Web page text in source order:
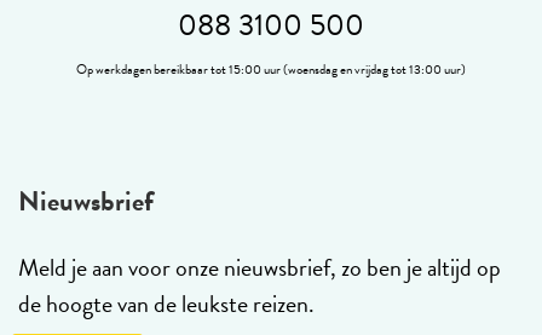
088 3100 500
Op werkdagen bereikbaar tot 15:00 uur (woensdag en vrijdag tot 13:00 uur)
Nieuwsbrief
Meld je aan voor onze nieuwsbrief, zo ben je altijd op
de hoogte van de leukste reizen.